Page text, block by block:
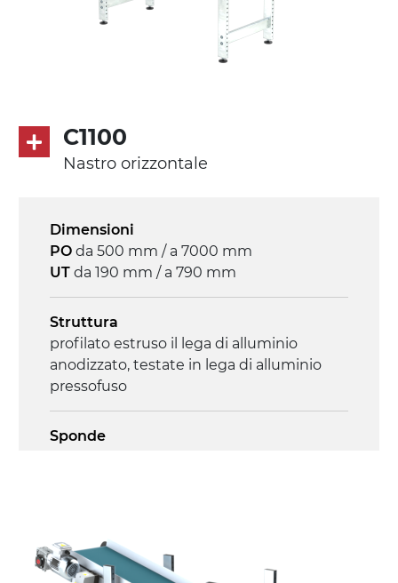
C1100
Nastro orizzontale
Dimensioni
PO da 500 mm / a 7000 mm
UT da 190 mm / a 790 mm
Struttura
profilato estruso il lega di alluminio
anodizzato, testate in lega di alluminio
pressofuso
Sponde
cannocchiali in lega di alluminio
pressofuso, gambe in tubolare in metallo